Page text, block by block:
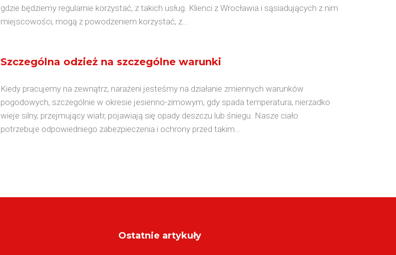
gdzie będziemy regularnie korzystać, z takich usług. Klienci z Wrocławia i sąsiadujących z nim
miejscowości, mogą z powodzeniem korzystać, z...
Szczególna odzież na szczególne warunki
Kiedy pracujemy na zewnątrz, narażeni jesteśmy na działanie zmiennych warunków
pogodowych, szczególnie w okresie jesienno-zimowym, gdy spada temperatura, nierzadko
wieje silny, przejmujący wiatr, pojawiają się opady deszczu lub śniegu. Nasze ciało
potrzebuje odpowiedniego zabezpieczenia i ochrony przed takim...
Ostatnie artykuły